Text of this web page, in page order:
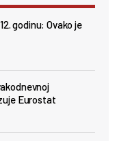
godinu: Ovako je
Eurostat